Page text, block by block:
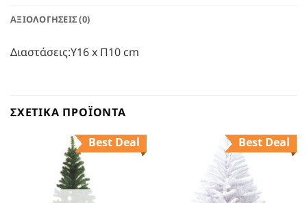
ΑΞΙΟΛΟΓΉΣΕΙΣ (0)
Διαστάσεις:Υ16 x Π10 cm
ΣΧΕΤΙΚΆ ΠΡΟΪΌΝΤΑ
Best Deal
Best Deal